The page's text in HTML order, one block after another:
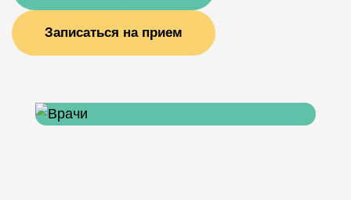
Записаться на прием